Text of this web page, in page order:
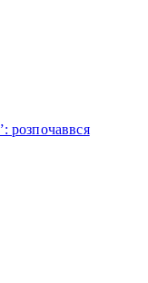
розпочаввся